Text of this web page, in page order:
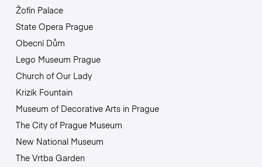
Žofín Palace
State Opera Prague
Obecní Dům
Lego Museum Prague
Church of Our Lady
Krizik Fountain
Museum of Decorative Arts in Prague
The City of Prague Museum
New National Museum
The Vrtba Garden